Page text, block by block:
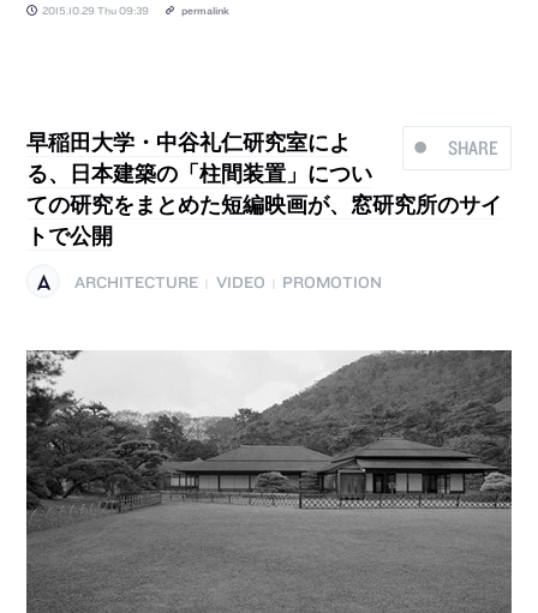
2015.10.29 Thu 09:39 permalink
SHARE
早稲田大学・中谷礼仁研究室によ
る、日本建築の「柱間装置」につい
ての研究をまとめた短編映画が、窓研究所のサイ
トで公開
ARCHITECTURE VIDEO PROMOTION